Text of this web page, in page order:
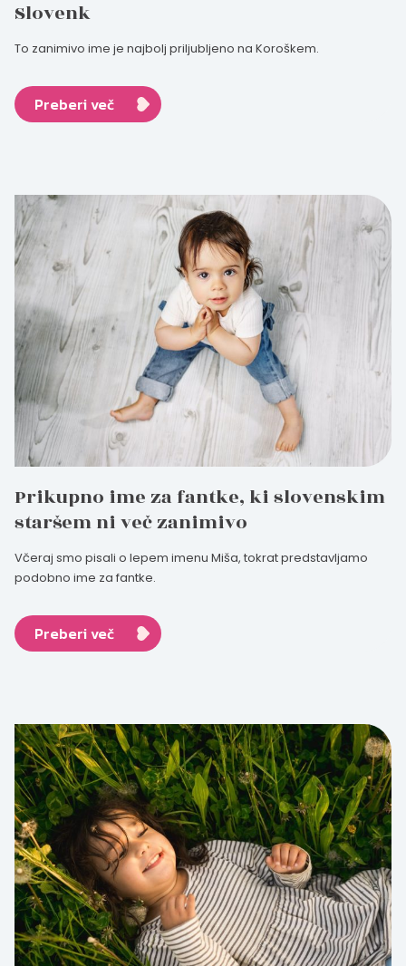
Slovenk
To zanimivo ime je najbolj priljubljeno na Koroškem.
Preberi več
Nosečka
Prikupno ime za fantke, ki slovenskim
staršem ni več zanimivo
Včeraj smo pisali o lepem imenu Miša, tokrat predstavljamo
podobno ime za fantke.
Preberi več
Nosečka